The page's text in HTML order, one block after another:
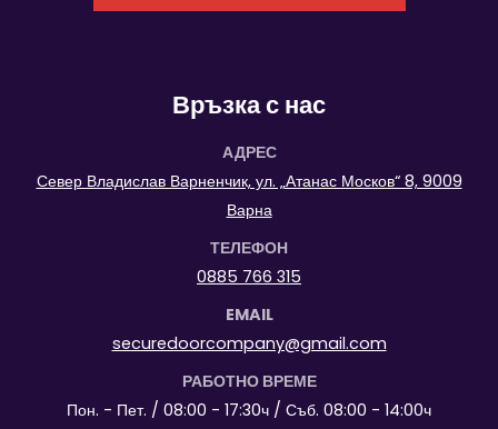
Връзка с нас
АДРЕС
Север Владислав Варненчик, ул. „Атанас Москов“ 8, 9009
Варна
ТЕЛЕФОН
0885 766 315
EMAIL
securedoorcompany@gmail.com
РАБОТНО ВРЕМЕ
Пон. - Пет. / 08:00 - 17:30ч / Съб. 08:00 - 14:00ч